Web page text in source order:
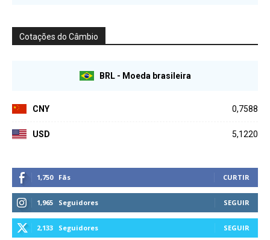
Cotações do Câmbio
BRL - Moeda brasileira
CNY 0,7588
USD 5,1220
1,750 Fãs CURTIR
1,965 Seguidores SEGUIR
2,133 Seguidores SEGUIR